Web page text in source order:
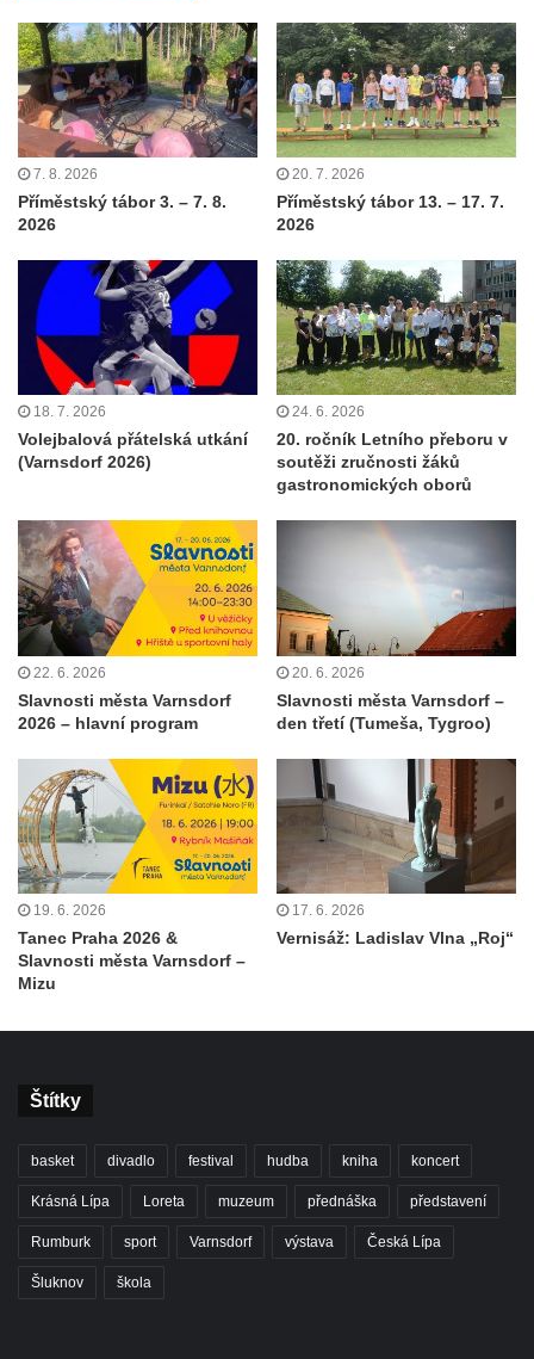
7. 8. 2026
Příměstský tábor 3. – 7. 8.
2026
20. 7. 2026
Příměstský tábor 13. – 17. 7.
2026
18. 7. 2026
Volejbalová přátelská utkání
(Varnsdorf 2026)
24. 6. 2026
20. ročník Letního přeboru v
soutěži zručnosti žáků
gastronomických oborů
22. 6. 2026
Slavnosti města Varnsdorf
2026 – hlavní program
20. 6. 2026
Slavnosti města Varnsdorf –
den třetí (Tumeša, Tygroo)
19. 6. 2026
Tanec Praha 2026 &
Slavnosti města Varnsdorf –
Mizu
17. 6. 2026
Vernisáž: Ladislav Vlna „Roj“
Štítky
basket divadlo festival hudba kniha koncert
Krásná Lípa Loreta muzeum přednáška představení
Rumburk sport Varnsdorf výstava Česká Lípa
Šluknov škola